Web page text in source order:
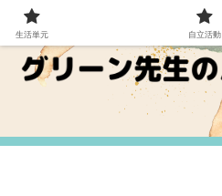
生活単元 自立活動